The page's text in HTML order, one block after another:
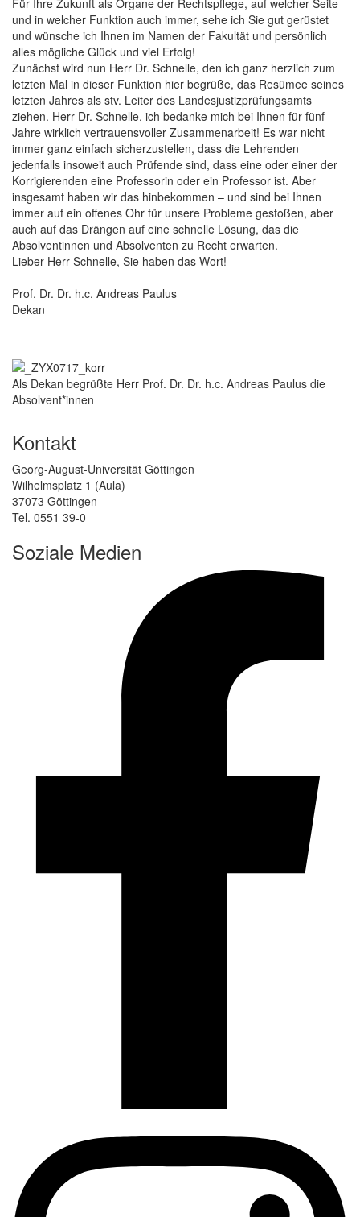
und in welcher Funktion auch immer, sehe ich Sie gut gerüstet
und wünsche ich Ihnen im Namen der Fakultät und persönlich
alles mögliche Glück und viel Erfolg!
Zunächst wird nun Herr Dr. Schnelle, den ich ganz herzlich zum
letzten Mal in dieser Funktion hier begrüße, das Resümee seines
letzten Jahres als stv. Leiter des Landesjustizprüfungsamts
ziehen. Herr Dr. Schnelle, ich bedanke mich bei Ihnen für fünf
Jahre wirklich vertrauensvoller Zusammenarbeit! Es war nicht
immer ganz einfach sicherzustellen, dass die Lehrenden
jedenfalls insoweit auch Prüfende sind, dass eine oder einer der
Korrigierenden eine Professorin oder ein Professor ist. Aber
insgesamt haben wir das hinbekommen – und sind bei Ihnen
immer auf ein offenes Ohr für unsere Probleme gestoßen, aber
auch auf das Drängen auf eine schnelle Lösung, das die
Absolventinnen und Absolventen zu Recht erwarten.
Lieber Herr Schnelle, Sie haben das Wort!
Prof. Dr. Dr. h.c. Andreas Paulus
Dekan
Als Dekan begrüßte Herr Prof. Dr. Dr. h.c. Andreas Paulus die
Absolvent*innen
Kontakt
Georg-August-Universität Göttingen
Wilhelmsplatz 1 (Aula)
37073 Göttingen
Tel. 0551 39-0
Soziale Medien